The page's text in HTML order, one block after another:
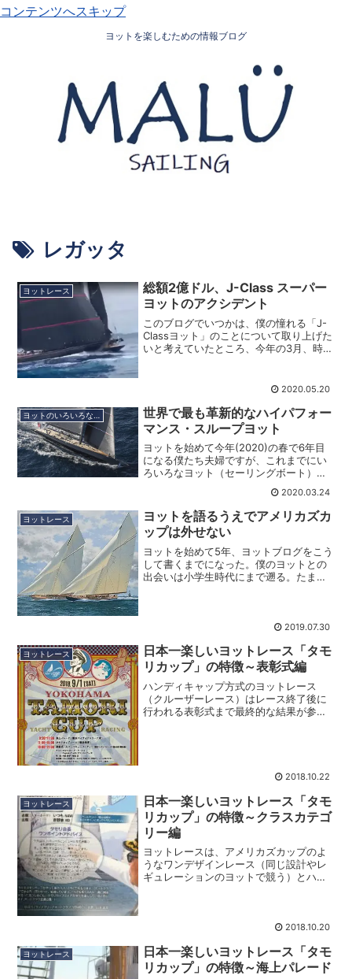
コンテンツへスキップ
ヨットを楽しむための情報ブログ
レガッタ
ヨットレース
総額2億ドル、J-Class スーパー
ヨットのアクシデント
このブログでいつかは、僕の憧れる「J-
Classヨット」のことについて取り上げた
いと考えていたところ、今年の3月、時は
パヨットチャレンジ アンティグ2020.05.20
ヨットのいろいろな楽しみ方
世界で最も革新的なハイパフォー
マンス・スループヨット
ヨットを始めて今年(2020)の春で6年目
になる僕たち夫婦ですが、これまでにい
ろいろなヨット（セーリングボート）を
見たり乗せて頂いたりしてきました。し
かし、日本で目にすることができるヨッ
トの殆どはプロダクションボートと言わ
れる量産艇です。我...
2020.03.24
ヨットレース
ヨットを語るうえでアメリカズカ
ップは外せない
ヨットを始めて5年、ヨットブログをこう
して書くまでになった。僕のヨットとの
出会いは小学生時代にまで遡る。たまた
2019.07.30
ヨットレース
日本一楽しいヨットレース「タモ
リカップ」の特徴～表彰式編
ハンディキャップ方式のヨットレース
（クルーザーレース）はレース終了後に
行われる表彰式まで最終的な結果が参加
2018.10.22
ヨットレース
日本一楽しいヨットレース「タモ
リカップ」の特徴～クラスカテゴ
リー編
ヨットレースは、アメリカズカップのよ
うなワンデザインレース（同じ設計やレ
ギュレーションのヨットで競う）とハン
2018.10.20
ヨットレース
日本一楽しいヨットレース「タモ
リカップ」の特徴～海上パレード